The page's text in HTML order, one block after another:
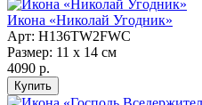
Икона «Николай Угодник»
Арт: H136TW2FWC
Размер: 11 х 14 см
4090 р.